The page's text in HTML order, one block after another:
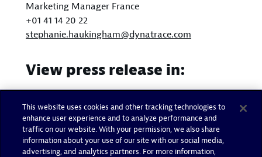
Marketing Manager France
+01 41 14 20 22
stephanie.haukingham@dynatrace.com
View press release in:
English
This website uses cookies and other tracking technologies to
enhance user experience and to analyze performance and
traffic on our website. With your permission, we also share
information about your use of our site with our social media,
advertising, and analytics partners. For more information,